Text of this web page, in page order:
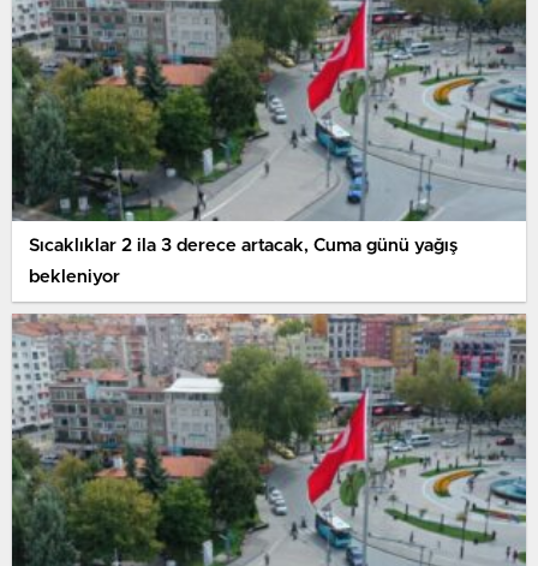
Sıcaklıklar 2 ila 3 derece artacak, Cuma günü yağış
bekleniyor